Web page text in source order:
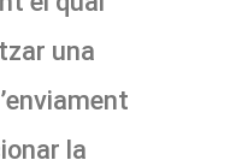
una
la